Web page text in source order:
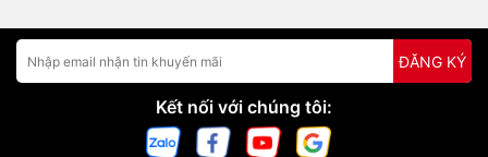
ĐĂNG KÝ
Kết nối với chúng tôi: